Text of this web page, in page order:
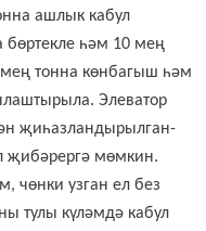
ашлык кабул
бөртекле һәм 10 мең
мең тонна көнбагыш һәм
Элеватор
җиһазландырылган-
җибәрергә мөмкин.
чөнки узган ел без
тулы күләмдә кабул